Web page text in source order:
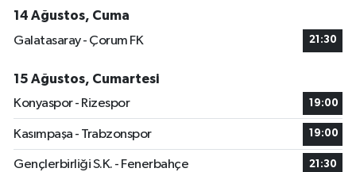
14 Ağustos, Cuma
Galatasaray - Çorum FK
21:30
15 Ağustos, Cumartesi
Konyaspor - Rizespor
19:00
Kasımpaşa - Trabzonspor 19:00
Gençlerbirliği S.K. - Fenerbahçe 21:30